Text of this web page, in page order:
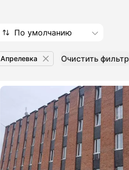
По умолчанию
Апрелевка Очистить фильтр